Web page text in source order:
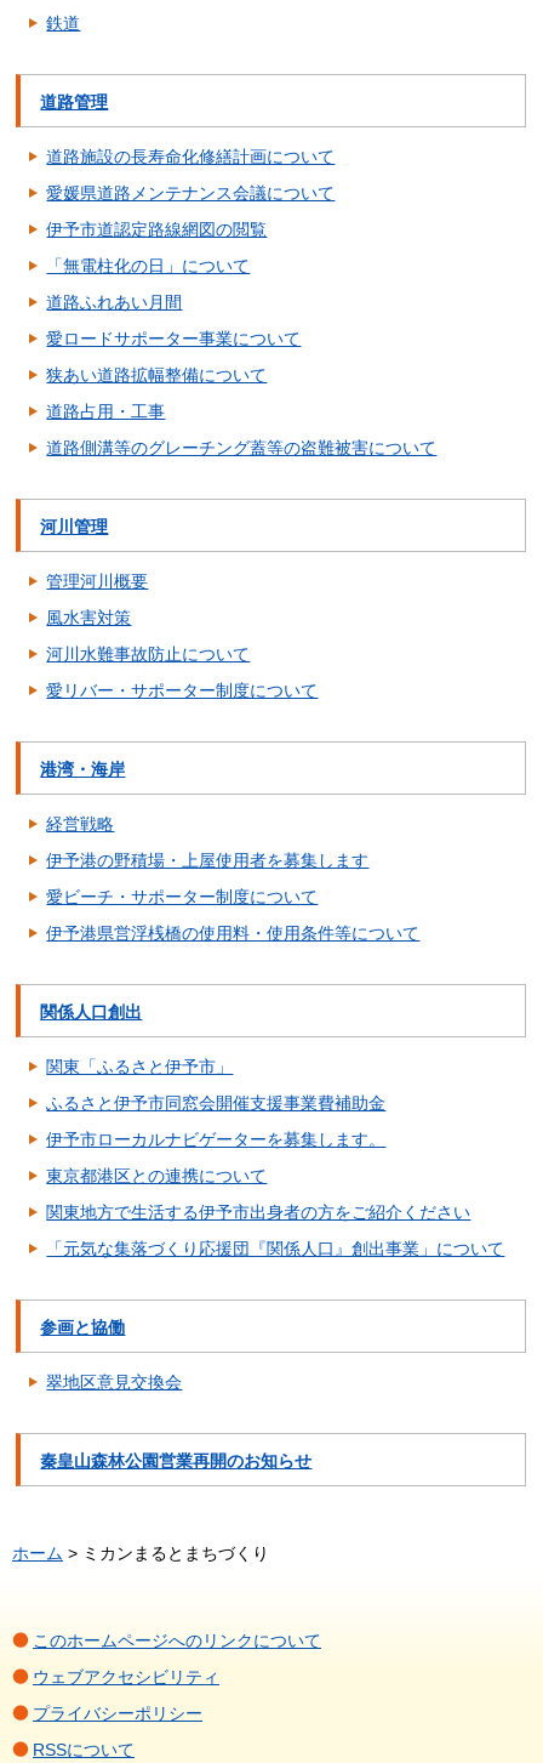
鉄道
道路管理
道路施設の長寿命化修繕計画について
愛媛県道路メンテナンス会議について
伊予市道認定路線網図の閲覧
「無電柱化の日」について
道路ふれあい月間
愛ロードサポーター事業について
狭あい道路拡幅整備について
道路占用・工事
道路側溝等のグレーチング蓋等の盗難被害について
河川管理
管理河川概要
風水害対策
河川水難事故防止について
愛リバー・サポーター制度について
港湾・海岸
経営戦略
伊予港の野積場・上屋使用者を募集します
愛ビーチ・サポーター制度について
伊予港県営浮桟橋の使用料・使用条件等について
関係人口創出
関東「ふるさと伊予市」
ふるさと伊予市同窓会開催支援事業費補助金
伊予市ローカルナビゲーターを募集します。
東京都港区との連携について
関東地方で生活する伊予市出身者の方をご紹介ください
「元気な集落づくり応援団『関係人口』創出事業」について
参画と協働
翠地区意見交換会
秦皇山森林公園営業再開のお知らせ
ホーム > ミカンまるとまちづくり
このホームページへのリンクについて
ウェブアクセシビリティ
プライバシーポリシー
RSSについて